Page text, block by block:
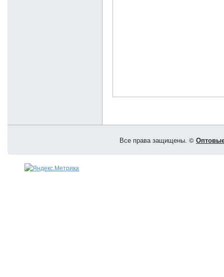
Все права защищены. ©